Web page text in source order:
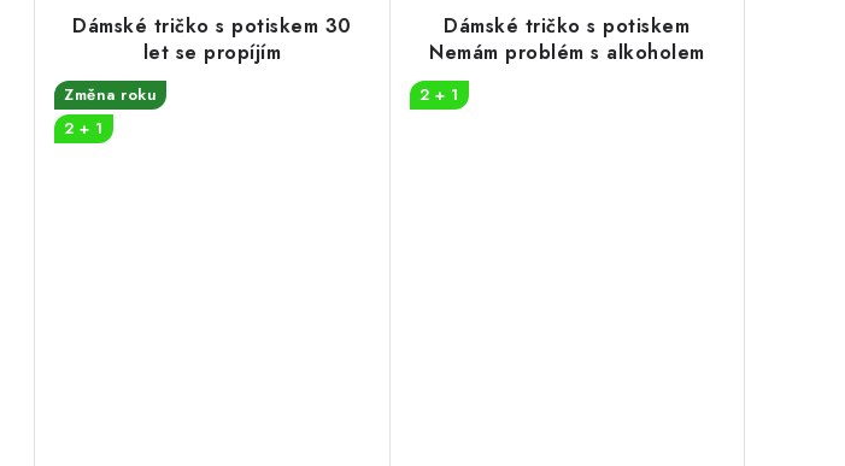
Dámské tričko s potiskem 30
let se propíjím
Změna roku
2 + 1
Dámské tričko s potiskem
Nemám problém s alkoholem
2 + 1